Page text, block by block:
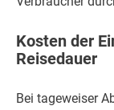
Kosten der
Reisedauer
Bei tageweiser